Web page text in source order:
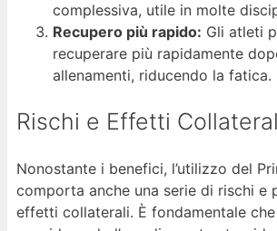
complessiva, utile in molte
Recupero più rapido: Gli atleti
recuperare più rapidamente
allenamenti, riducendo la fatica.
Rischi e Effetti
Nonostante i benefici, l’utilizzo del
comporta anche una serie di rischi e
effetti collaterali. È fondamentale